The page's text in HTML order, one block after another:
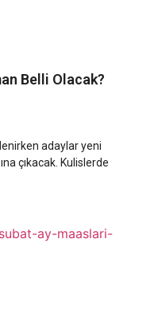
Belli Olacak?
adaylar yeni
çıkacak. Kulislerde